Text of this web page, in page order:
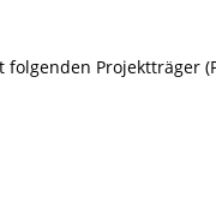
Projektträger